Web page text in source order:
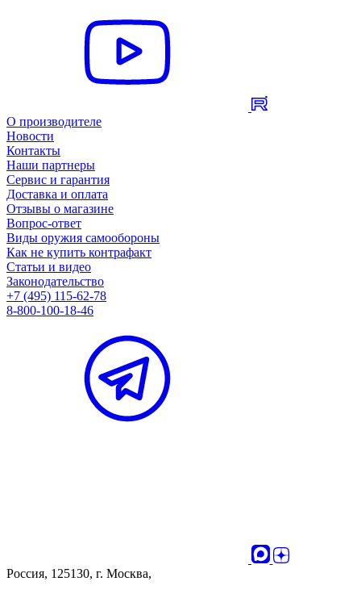
О производителе
Новости
Контакты
Наши партнеры
Сервис и гарантия
Доставка и оплата
Отзывы о магазине
Вопрос-ответ
Виды оружия самообороны
Как не купить контрафакт
Статьи и видео
Законодательство
+7 (495) 115-62-78
8-800-100-18-46
Россия, 125130, г. Москва,